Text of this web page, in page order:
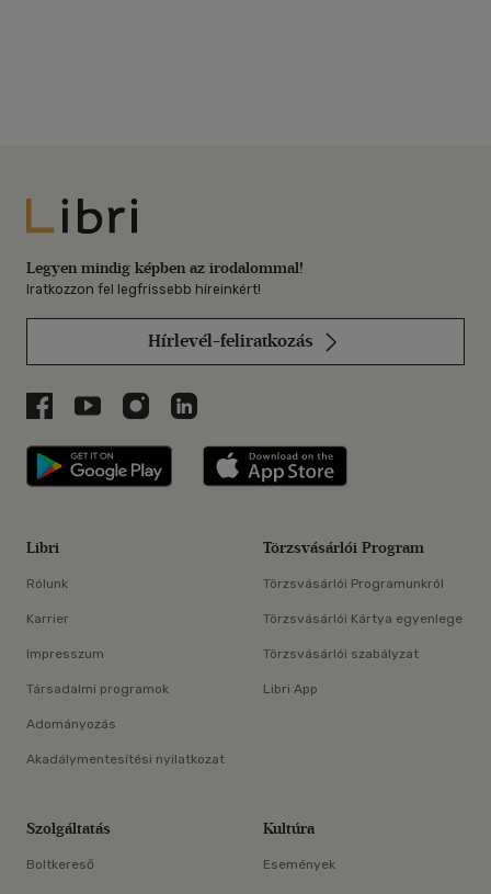
Libri
Legyen mindig képben az irodalommal!
Iratkozzon fel legfrissebb híreinkért!
Hírlevél-feliratkozás
Libri a Facebookon
Libri a Youtube-on
Libri az Instagramon
Libri a LinkedInen
Libri applikáció Szerezd meg: Google
Libri
Rólunk
Karrier
Impresszum
Társadalmi programok
Adományozás
Akadálymentesítési nyilatkozat
Törzsvásárlói Program
Törzsvásárlói Programunkról
Törzsvásárlói Kártya egyenlege
Törzsvásárlói szabályzat
Libri App
Szolgáltatás
Boltkereső
Kultúra
Események